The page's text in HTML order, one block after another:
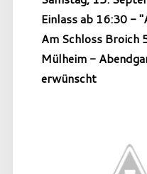
Einlass ab 16:30 -
Am Schloss Broich
Mülheim -
erwünscht